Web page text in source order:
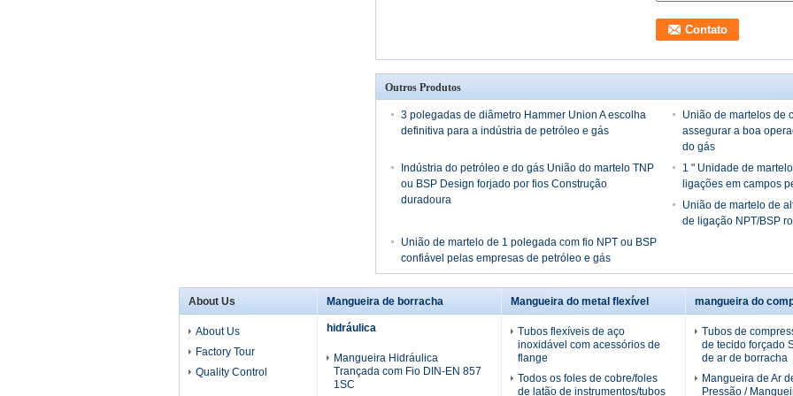
Outros Produtos
3 polegadas de diâmetro Hammer Union A escolha
definitiva para a indústria de petróleo e gás
União de martelos de
assegurar a boa
do gás
Indústria do petróleo e do gás União do martelo TNP
ou BSP Design forjado por fios Construção
duradoura
1 " Unidade de
ligações em campos
União de martelo de
de ligação NPT/BSP
União de martelo de 1 polegada com fio NPT ou BSP
confiável pelas empresas de petróleo e gás
About Us
About Us
Factory Tour
Quality Control
Mangueira de borracha
hidráulica
Mangueira Hidráulica
Trançada com Fio DIN-EN 857
1SC
Mangueira do metal flexível
Tubos flexíveis de aço
inoxidável com acessórios de
flange
Todos os foles de cobre/foles
de latão de instrumentos/tubos
mangueira do
Tubos de
de tecido forçado
de ar de borracha
Mangueira de Ar
Pressão /